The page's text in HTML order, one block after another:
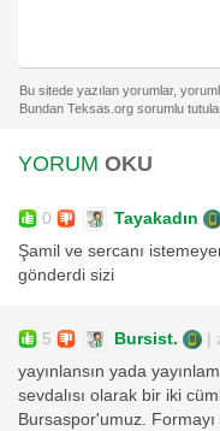
YORUM OKU
0 Tayakadın
Şamil ve sercanı
gönderdi sizi
5 Bursist.
yayınlansın yada
sevdalısı olarak bir iki
Bursaspor'umuz. Formayı